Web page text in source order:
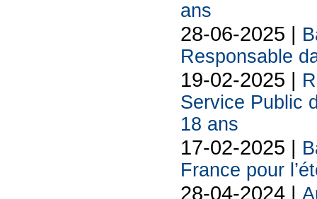
ans
28-06-2025 |
Responsable
19-02-2025 |
Service Public
18 ans
17-02-2025 |
France pour
28-04-2024 |